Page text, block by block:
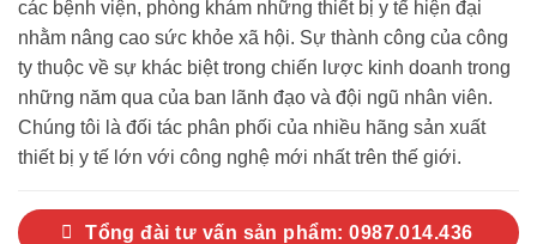
các bệnh viện, phòng khám những thiết bị y tế hiện đại
nhằm nâng cao sức khỏe xã hội. Sự thành công của công
ty thuộc về sự khác biệt trong chiến lược kinh doanh trong
những năm qua của ban lãnh đạo và đội ngũ nhân viên.
Chúng tôi là đối tác phân phối của nhiều hãng sản xuất
thiết bị y tế lớn với công nghệ mới nhất trên thế giới.
Tổng đài tư vấn sản phẩm: 0987.014.436